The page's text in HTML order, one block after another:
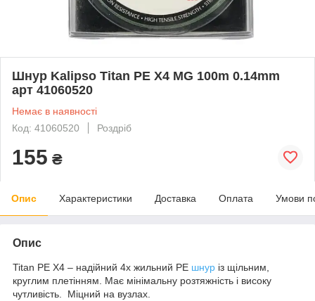
Шнур Kalipso Titan PE X4 MG 100m 0.14mm
арт 41060520
Немає в наявності
Код: 41060520
Роздріб
155 ₴
Опис Характеристики Доставка Оплата Умови
Опис
Titan PE X4 – надійний 4х жильний РЕ шнур із щільним,
круглим плетінням. Має мінімальну розтяжність і високу
чутливість. Міцний на вузлах.